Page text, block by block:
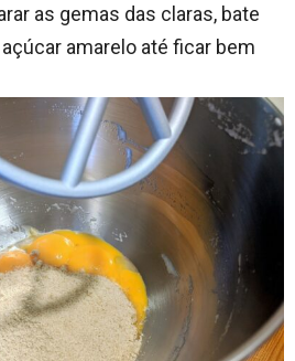
as gemas das claras, bate
amarelo até ficar bem